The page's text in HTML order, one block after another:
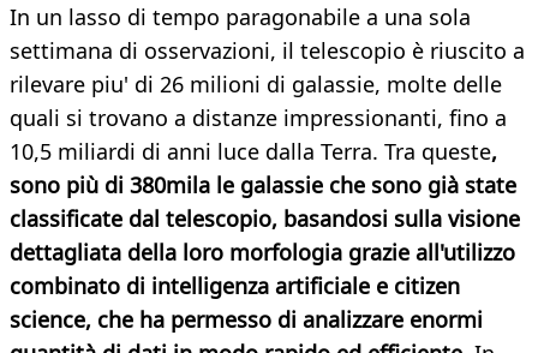
In un lasso di tempo paragonabile a una sola
settimana di osservazioni, il telescopio è riuscito a
rilevare piu' di 26 milioni di galassie, molte delle
quali si trovano a distanze impressionanti, fino a
10,5 miliardi di anni luce dalla Terra. Tra queste,
sono più di 380mila le galassie che sono già state
classificate dal telescopio, basandosi sulla visione
dettagliata della loro morfologia grazie all'utilizzo
combinato di intelligenza artificiale e citizen
science, che ha permesso di analizzare enormi